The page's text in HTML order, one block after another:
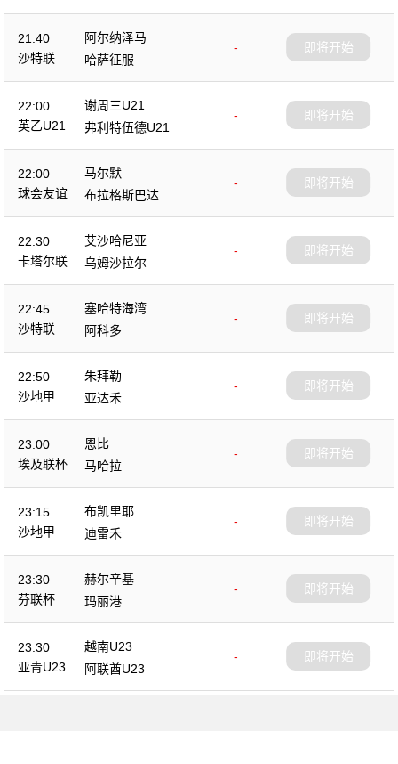
21:40
沙特联
阿尔纳泽马
-
哈萨征服
即将开始
22:00
英乙U21
谢周三U21
-
弗利特伍德U21
即将开始
22:00
球会友谊
马尔默
-
布拉格斯巴达
即将开始
22:30
卡塔尔联
艾沙哈尼亚
-
乌姆沙拉尔
即将开始
22:45
沙特联
塞哈特海湾
-
阿科多
即将开始
22:50
沙地甲
朱拜勒
-
亚达禾
即将开始
23:00
埃及联杯
恩比
-
马哈拉
即将开始
23:15
沙地甲
布凯里耶
-
迪雷禾
即将开始
23:30
芬联杯
赫尔辛基
-
玛丽港
即将开始
23:30
亚青U23
越南U23
-
阿联酋U23
即将开始